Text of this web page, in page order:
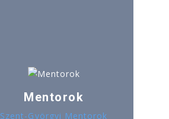
Mentorok
Szent-Györgyi Mentorok